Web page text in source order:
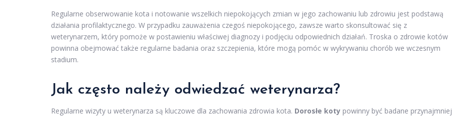
Regularne obserwowanie kota i notowanie wszelkich niepokojących zmian w jego zachowaniu lub zdrowiu jest podstawą
działania profilaktycznego. W przypadku zauważenia czegoś niepokojącego, zawsze warto skonsultować się z
weterynarzem, który pomoże w postawieniu właściwej diagnozy i podjęciu odpowiednich działań. Troska o zdrowie kotów
powinna obejmować także regularne badania oraz szczepienia, które mogą pomóc w wykrywaniu chorób we wczesnym
stadium.
Jak często należy odwiedzać weterynarza?
Regularne wizyty u weterynarza są kluczowe dla zachowania zdrowia kota. Dorosłe koty powinny być badane przynajmniej